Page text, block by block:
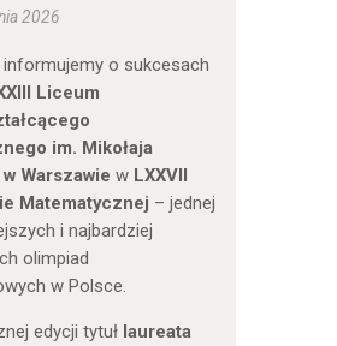
2026
o sukcesach
Liceum
im. Mikołaja
Warszawie w LXXVII
Matematycznej – jednej
i najbardziej
olimpiad
w Polsce.
edycji tytuł laureata